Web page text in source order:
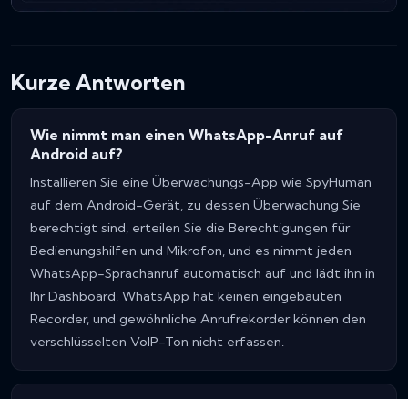
Kurze Antworten
Wie nimmt man einen WhatsApp-Anruf auf
Android auf?
Installieren Sie eine Überwachungs-App wie SpyHuman
auf dem Android-Gerät, zu dessen Überwachung Sie
berechtigt sind, erteilen Sie die Berechtigungen für
Bedienungshilfen und Mikrofon, und es nimmt jeden
WhatsApp-Sprachanruf automatisch auf und lädt ihn in
Ihr Dashboard. WhatsApp hat keinen eingebauten
Recorder, und gewöhnliche Anrufrekorder können den
verschlüsselten VoIP-Ton nicht erfassen.